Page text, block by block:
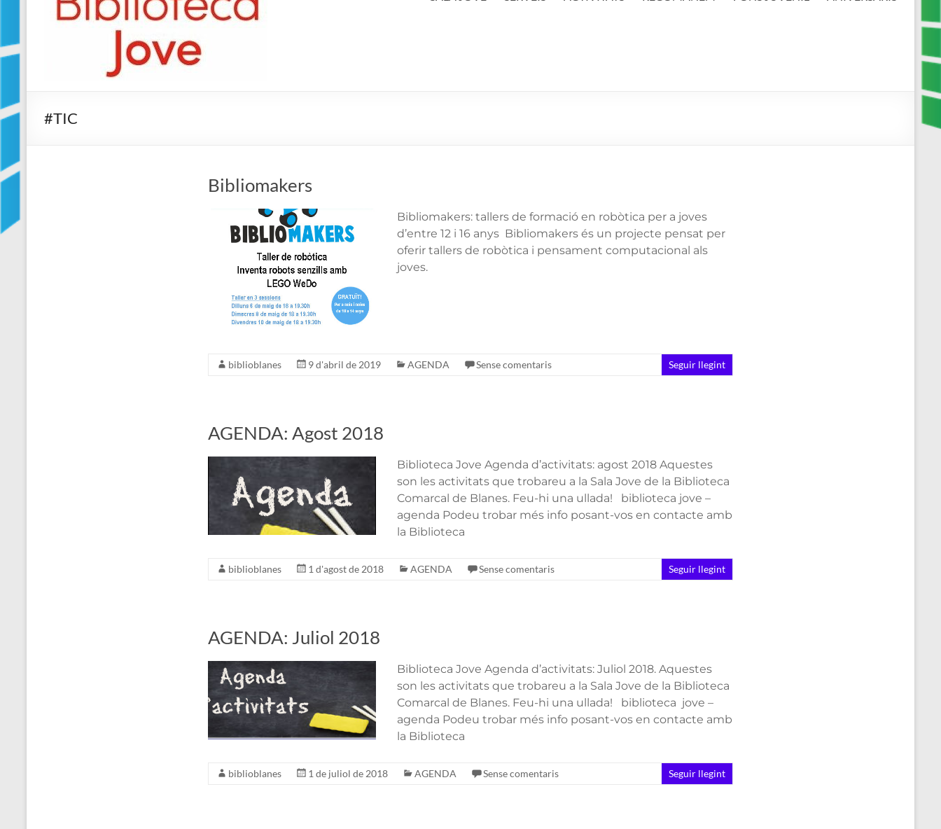
Jove
#TIC
Bibliomakers
Bibliomakers: tallers de formació en robòtica per a joves
d’entre 12 i 16 anys Bibliomakers és un projecte pensat per
oferir tallers de robòtica i pensament computacional als
joves.
biblioblanes 9 d'abril de 2019 AGENDA Sense comentaris Seguir llegint
AGENDA: Agost 2018
Biblioteca Jove Agenda d’activitats: agost 2018 Aquestes
son les activitats que trobareu a la Sala Jove de la Biblioteca
Comarcal de Blanes. Feu-hi una ullada! biblioteca jove –
agenda Podeu trobar més info posant-vos en contacte amb
la Biblioteca
biblioblanes 1 d'agost de 2018 AGENDA Sense comentaris Seguir llegint
AGENDA: Juliol 2018
Biblioteca Jove Agenda d’activitats: Juliol 2018. Aquestes
son les activitats que trobareu a la Sala Jove de la Biblioteca
Comarcal de Blanes. Feu-hi una ullada! biblioteca jove –
agenda Podeu trobar més info posant-vos en contacte amb
la Biblioteca
biblioblanes 1 de juliol de 2018 AGENDA Sense comentaris Seguir llegint